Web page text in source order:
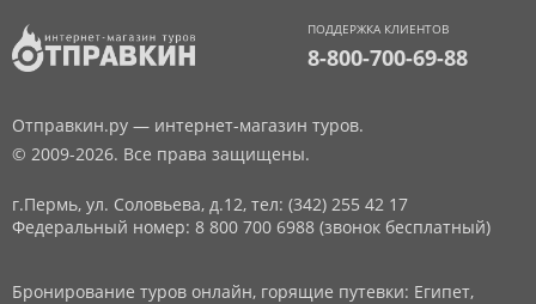
ПОДДЕРЖКА КЛИЕНТОВ
8-800-700-69-88
Отправкин.ру — интернет-магазин туров.
© 2009-2026. Все права защищены.
г.Пермь, ул. Соловьева, д.12, тел: (342) 255 42 17
Федеральный номер: 8 800 700 6988 (звонок бесплатный)
Бронирование туров онлайн, горящие путевки: Египет,